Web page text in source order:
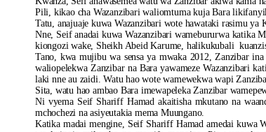
Pili, kikao cha Wazanzibari waliomtuma kuja Bara
Tatu, anajuaje kuwa Wazanzibari wote hawataki rasimu
Nne, Seif anadai kuwa Wazanzibari wamebururwa katika
kiongozi wake, Sheikh Abeid Karume, halikukubali
Tano, kwa mujibu wa sensa ya mwaka 2012, Zanzibar
waliopelekwa Zanzibar na Bara yawameze Wazanzibari
laki nne au zaidi. Watu hao wote wamewekwa wapi
Sita, watu hao ambao Bara imewapeleka Zanzibar
Ni vyema Seif Shariff Hamad akaitisha mkutano na
mchochezi na asiyeutakia mema Muungano.
Katika madai mengine, Seif Shariff Hamad amedai kuwa